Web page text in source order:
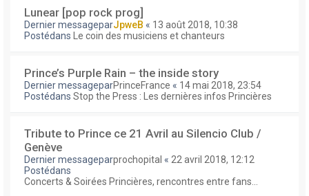
Lunear [pop rock prog]
Dernier messageparJpweB « 13 août 2018, 10:38
Postédans
Le coin des musiciens et chanteurs
Prince’s Purple Rain – the inside story
Dernier messageparPrinceFrance « 14 mai 2018, 23:54
Postédans Stop the Press : Les dernières infos Princières
Tribute to Prince ce 21 Avril au Silencio Club /
Genève
Dernier messageparprochopital « 22 avril 2018, 12:12
Postédans
Concerts & Soirées Princières, rencontres entre fans...